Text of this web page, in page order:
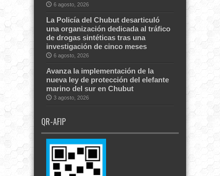
6 agosto, 2026
La Policía del Chubut desarticuló
una organización dedicada al tráfico
de drogas sintéticas tras una
investigación de cinco meses
6 agosto, 2026
Avanza la implementación de la
nueva ley de protección del elefante
marino del sur en Chubut
3 agosto, 2026
QR-AFIP